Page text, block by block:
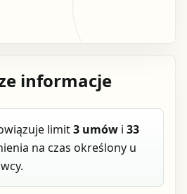
informacje
limit3 umów i33
na czas określony u